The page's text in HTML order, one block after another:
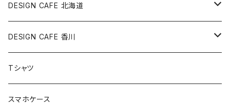
DESIGN CAFE 北海道
工藤 裕志
DESIGN CAFE 香川
ジムリーダーくま
Tシャツ
スマホケース